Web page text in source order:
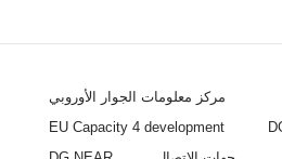
مركز معلومات الجوار الأوروبي
EU Capacity 4 development